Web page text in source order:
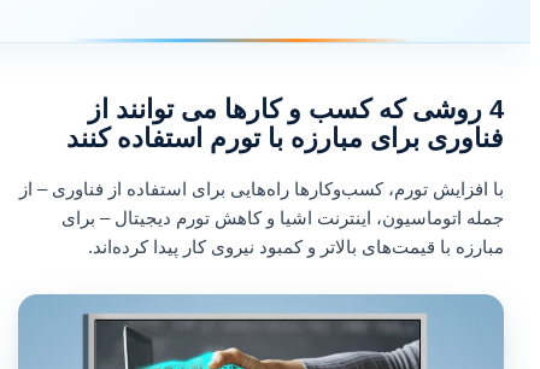
4 روشی که کسب و کارها می توانند از
فناوری برای مبارزه با تورم استفاده کنند
با افزایش تورم، کسب‌وکارها راه‌هایی برای استفاده از فناوری – از
جمله اتوماسیون، اینترنت اشیا و کاهش تورم دیجیتال – برای
مبارزه با قیمت‌های بالاتر و کمبود نیروی کار پیدا کرده‌اند.